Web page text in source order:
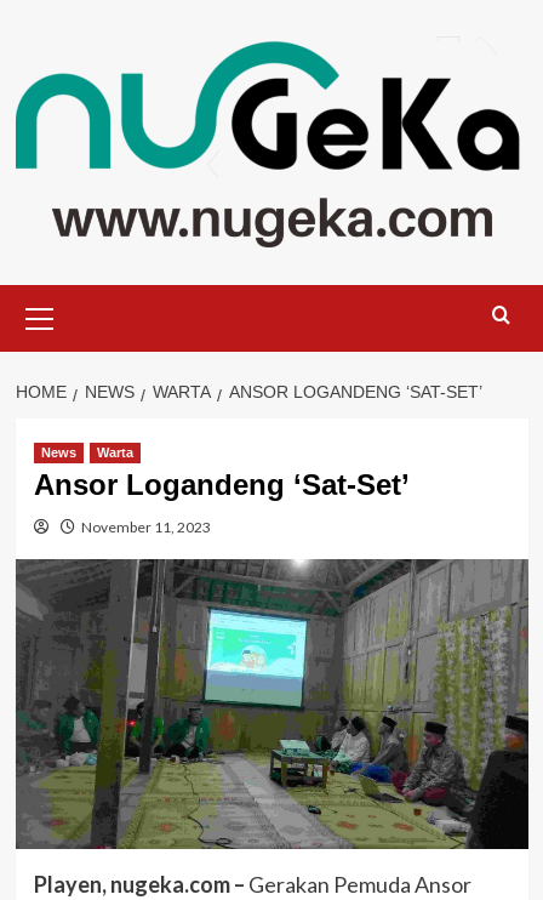
content
Menu
HOME NEWS WARTA ANSOR LOGANDENG ‘SAT-SET’
News Warta
Ansor Logandeng ‘Sat-Set’
November 11, 2023
Playen, nugeka.com – Gerakan Pemuda Ansor